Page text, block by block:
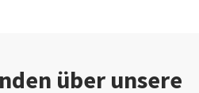
über unsere